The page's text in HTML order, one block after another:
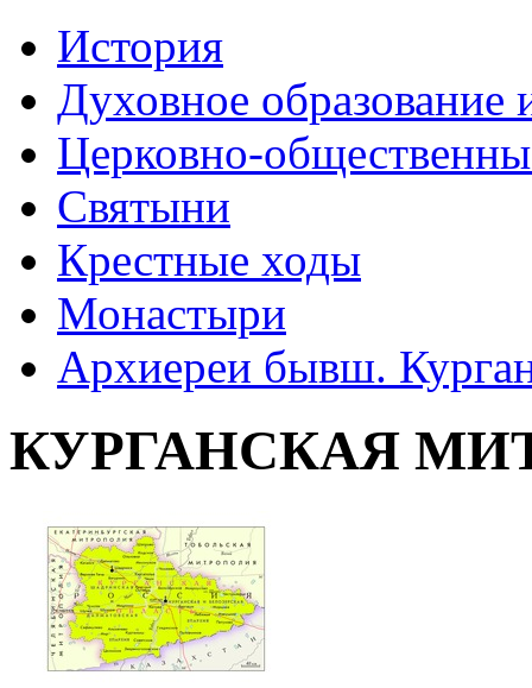
История
Духовное образование
Церковно-
Святыни
Крестные ходы
Монастыри
Архиереи бывш.
КУРГАНСКАЯ